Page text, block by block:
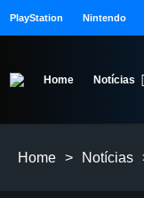
PlayStation Nintendo
Home Notícias
Home > Notícias